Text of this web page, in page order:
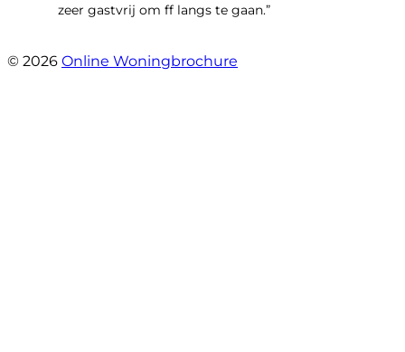
zeer gastvrij om ff langs te gaan.”
© 2026 Online Woningbrochure